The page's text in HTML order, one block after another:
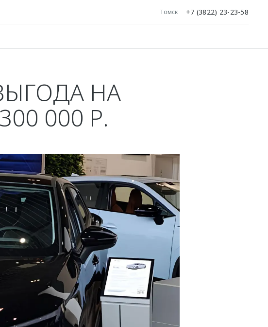
Томск +7 (3822) 23-23-58
НА
000 Р.